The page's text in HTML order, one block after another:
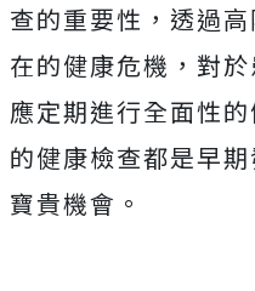
查的重要性，透過
在的健康危機，對
應定期進行全面性
的健康檢查都是早
寶貴機會。